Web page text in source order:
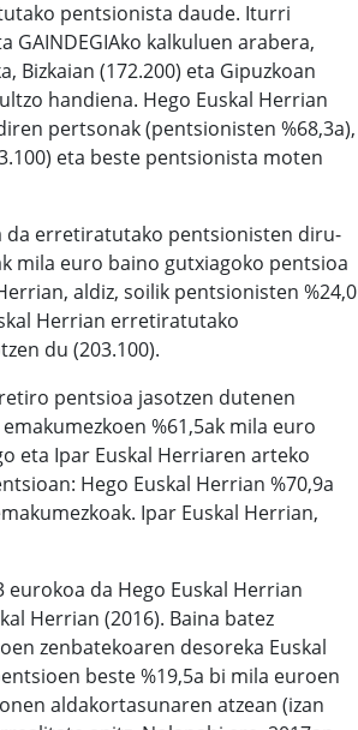
pentsionista daude. Iturri
GAINDEGIAko kalkuluen arabera,
Bizkaian (172.200) eta Gipuzkoan
handiena. Hego Euskal Herrian
pertsonak (pentsionisten %68,3a),
eta beste pentsionista moten
da erretiratutako pentsionisten diru-
mila euro baino gutxiagoko pentsioa
aldiz, soilik pentsionisten %24,0
Herrian erretiratutako
du (203.100).
pentsioa jasotzen dutenen
%61,5ak mila euro
eta Ipar Euskal Herriaren arteko
Hego Euskal Herrian %70,9a
Ipar Euskal Herrian,
da Hego Euskal Herrian
Herrian (2016). Baina batez
zenbatekoaren desoreka Euskal
beste %19,5a bi mila euroen
aldakortasunaren atzean (izan